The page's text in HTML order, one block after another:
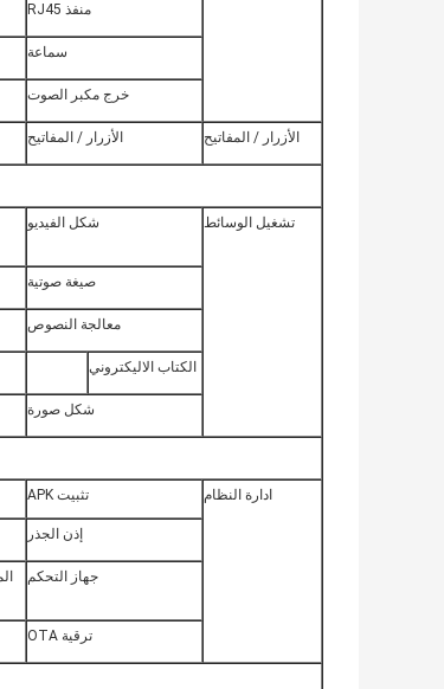
منفذ RJ45
سماعة
خرج مكبر الصوت
الأزرار / المفاتيح الأزرار / المفاتيح
تشغيل الوسائط شكل الفيديو
صيغة صوتية
معالجة النصوص
الكتاب الاليكتروني
شكل صورة
ادارة النظام تثبيت APK
إذن الجذر
جهاز التحكم
ترقية OTA